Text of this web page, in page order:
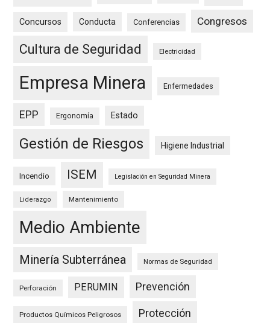
Concursos Conducta Conferencias Congresos
Cultura de Seguridad Electricidad
Empresa Minera Enfermedades
EPP Ergonomía Estado
Gestión de Riesgos Higiene Industrial
Incendio ISEM Legislación en Seguridad Minera
Liderazgo Mantenimiento
Medio Ambiente
Minería Subterránea Normas de Seguridad
Perforación PERUMIN Prevención
Productos Químicos Peligrosos Protección